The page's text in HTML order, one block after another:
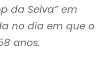
da Selva” em
no dia em que o
anos.